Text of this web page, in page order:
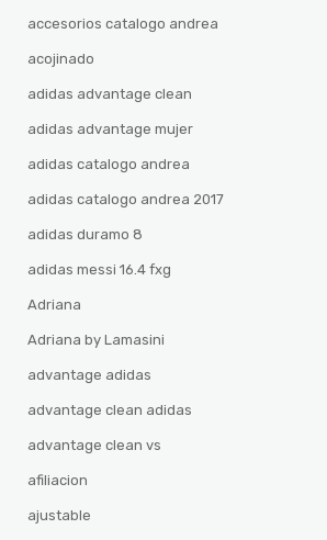
accesorios catalogo andrea
acojinado
adidas advantage clean
adidas advantage mujer
adidas catalogo andrea
adidas catalogo andrea 2017
adidas duramo 8
adidas messi 16.4 fxg
Adriana
Adriana by Lamasini
advantage adidas
advantage clean adidas
advantage clean vs
afiliacion
ajustable